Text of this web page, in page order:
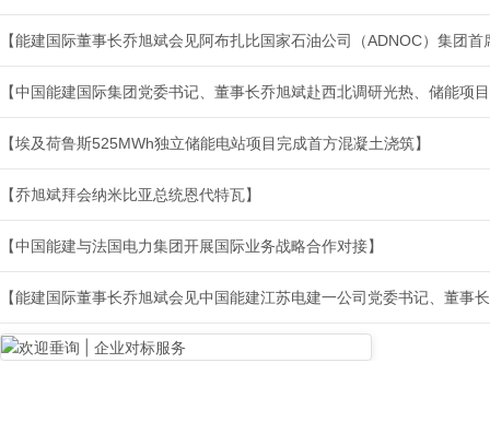
【埃及荷鲁斯525MWh独立储能电站项目完成首方混凝土浇筑】
【乔旭斌拜会纳米比亚总统恩代特瓦】
【中国能建与法国电力集团开展国际业务战略合作对接】
【能建国际董事长乔旭斌会见中国能建江苏电建一公司党委书记、董事